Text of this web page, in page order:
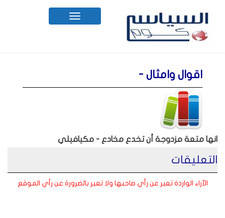
Toggle
navigation
اقوال وامثال -
انها متعة مزدوجة أن تخدع مخادع - مكيافيلي
التعليقات
الآراء الواردة تعبر عن رأي صاحبها ولا تعبر بالضرورة عن رأي الموقع